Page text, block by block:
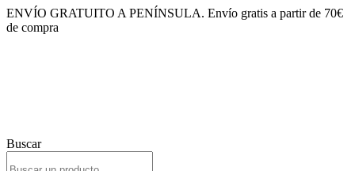
ENVÍO GRATUITO A PENÍNSULA. Envío gratis a partir de 70€
de compra
Buscar